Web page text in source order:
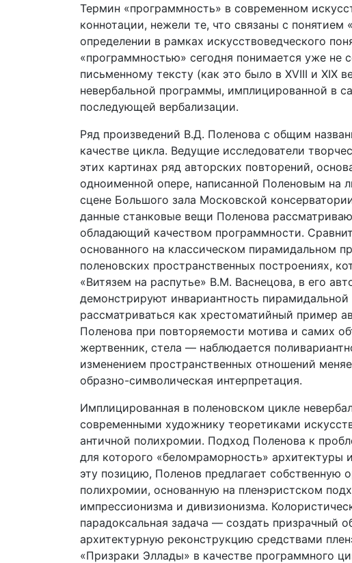
Термин «программность» в современном
коннотации, нежели те, что связаны с
определении в рамках искусствоведческого
«программностью» сегодня понимается уже не
письменному тексту (как это было в XVIII и XIX
невербальной программы, имплицированной в
последующей вербализации.
Ряд произведений В.Д. Поленова с общим
качестве цикла. Ведущие исследователи
этих картинах ряд авторских повторений,
одноименной опере, написанной Поленовым на
сцене Большого зала Московской
данные станковые вещи Поленова
обладающий качеством программности.
основанного на классическом пирамидальном
поленовских пространственных построениях,
«Витязем на распутье» В.М. Васнецова, в его
демонстрируют инвариантность
рассматриваться как хрестоматийный пример
Поленова при повторяемости мотива и самих
жертвенник, стела — наблюдается
изменением пространственных отношений
образно-символическая интерпретация.
Имплицированная в поленовском цикле
современными художнику теоретиками
античной полихромии. Подход Поленова к
для которого «беломраморность» архитектуры
эту позицию, Поленов предлагает собственную
полихромии, основанную на пленэристском
импрессионизма и дивизионизма.
парадоксальная задача — создать призрачный
архитектурную реконструкцию средствами
«Призраки Эллады» в качестве программного